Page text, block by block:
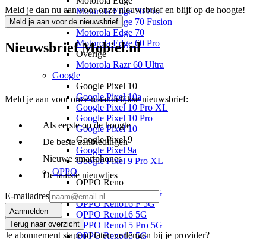
Motorola Edge 70 Pro
Motorola Edge 70 Fusion
Motorola Edge 70
Motorola Edge 60 Pro
Overige
Motorola Razr 60 Ultra
Google
Google Pixel 10
Google Pixel 10a
Google Pixel 10 Pro XL
Google Pixel 10 Pro
Google Pixel 10
Google Pixel 9
Google Pixel 9a
Google Pixel 9 Pro XL
OPPO
OPPO Reno
OPPO Reno16 Pro 5G
OPPO Reno16 F 5G
OPPO Reno16 5G
OPPO Reno15 Pro 5G
OPPO Reno15 5G
Meld je dan nu aan voor onze nieuwsbrief en blijf op de hoogte!
Meld je aan voor de nieuwsbrief
Nieuwsbrief Mobiel.nl
Meld je aan voor onze maandelijkse nieuwsbrief:
Als eerste op de hoogte
De beste aanbiedingen
Nieuwe smartphones
De laatste nieuwtjes
E-mailadres
Aanmelden
Terug naar overzicht
Je abonnement slapend laten verlengen bij je provider?